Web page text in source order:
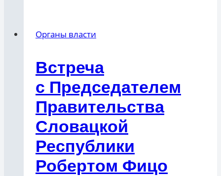
Органы власти
Встреча
с Председателем
Правительства
Словацкой
Республики
Робертом Фицо